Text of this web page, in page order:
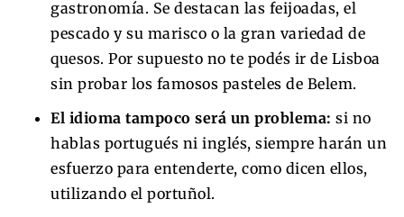
gastronomía. Se destacan las feijoadas, el
pescado y su marisco o la gran variedad de
quesos. Por supuesto no te podés ir de Lisboa
sin probar los famosos pasteles de Belem.
El idioma tampoco será un problema: si no
hablas portugués ni inglés, siempre harán un
esfuerzo para entenderte, como dicen ellos,
utilizando el portuñol.